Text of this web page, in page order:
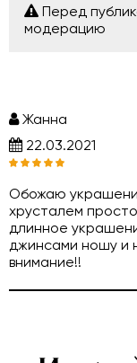
Перед
модерацию
Жанна
22.03.2021
Обожаю
хрусталем
длинное
джинсами ношу и
внимание!!